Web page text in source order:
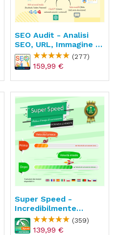
SEO Audit - Analisi
SEO, URL, Immagine &
Sitemap
(277)
159,99 €
Super Speed -
Incredibilmente
Veloce - WebP, Cache
Di Pagina & SEO
(359)
139,99 €